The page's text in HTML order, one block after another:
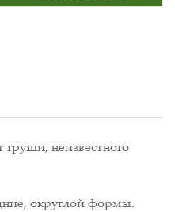
неизвестного
округлой формы.